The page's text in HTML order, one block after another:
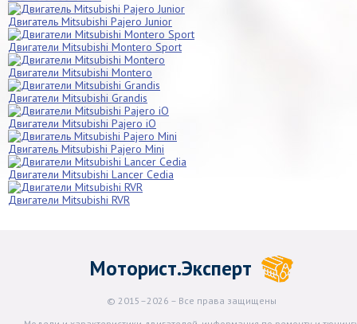
Двигатель Mitsubishi Pajero Junior
Двигатели Mitsubishi Montero Sport
Двигатели Mitsubishi Montero
Двигатели Mitsubishi Grandis
Двигатели Mitsubishi Pajero iO
Двигатель Mitsubishi Pajero Mini
Двигатели Mitsubishi Lancer Cedia
Двигатели Mitsubishi RVR
Моторист.Эксперт
© 2015–2026 – Все права защищены